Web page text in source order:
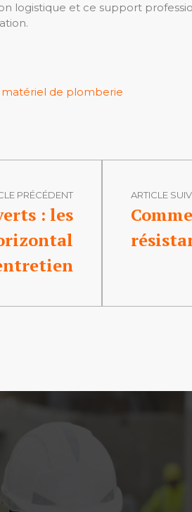
logistique et ce support
matériel de plomberie
PRÉCÉDENT
: les
ARTICLE